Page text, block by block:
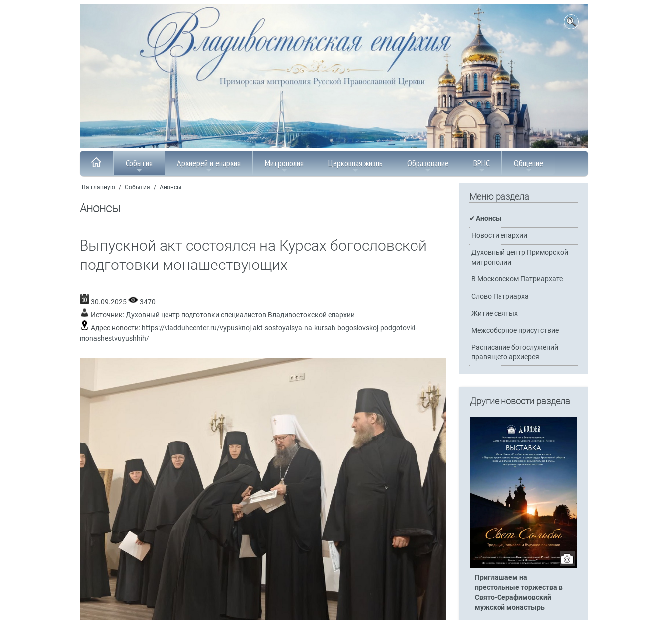
События Архиерей и епархия Митрополия Церковная жизнь Образование ВРНС Общение
На главную / События / Анонсы
Анонсы
Выпускной акт состоялся на Курсах богословской
подготовки монашествующих
30.09.2025
3470
Источник:Духовный центр подготовки специалистов Владивостокской епархии
Адрес новости: https://vladduhcenter.ru/vypusknoj-akt-sostoyalsya-na-kursah-bogoslovskoj-podgotovki-
monashestvuyushhih/
Меню раздела
Анонсы
Новости епархии
Духовный центр Приморской
митрополии
В Московском Патриархате
Слово Патриарха
Житие святых
Межсоборное присутствие
Расписание богослужений
правящего архиерея
Другие новости раздела
Приглашаем на
престольные торжества в
Свято-Серафимовский
мужской монастырь